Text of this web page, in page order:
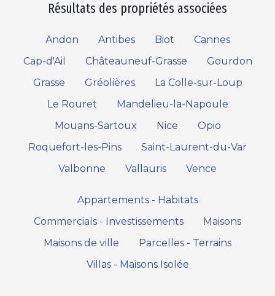
Résultats des propriétés associées
Andon Antibes Biot
Cannes
Cap-d'Ail
Châteauneuf-Grasse
Gourdon
Grasse
Gréolières
La Colle-sur-Loup
Le Rouret
Mandelieu-la-Napoule
Mouans-Sartoux
Nice
Opio
Roquefort-les-Pins
Saint-Laurent-du-Var
Valbonne
Vallauris Vence
Appartements - Habitats
Commercials - Investissements
Maisons
Maisons de ville
Parcelles - Terrains
Villas - Maisons Isolée